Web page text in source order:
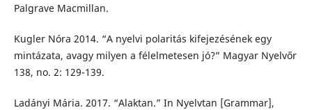
Palgrave Macmillan.
Kugler Nóra 2014. “A nyelvi polaritás kifejezésének egy
mintázata, avagy milyen a félelmetesen jó?” Magyar Nyelvőr
138, no. 2: 129-139.
Ladányi Mária. 2017. “Alaktan.” In Nyelvtan [Grammar],